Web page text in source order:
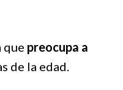
que preocupa a
de la edad.